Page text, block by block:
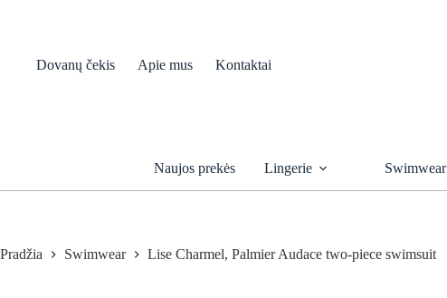
Dovanų čekis
Apie mus Kontaktai
Naujos prekės Lingerie Swimwear
Pradžia Swimwear Lise Charmel, Palmier Audace two-piece swimsuit